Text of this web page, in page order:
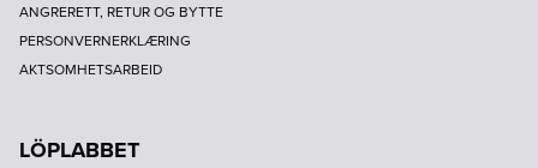
ANGRERETT, RETUR OG BYTTE
PERSONVERNERKLÆRING
AKTSOMHETSARBEID
LÖPLABBET